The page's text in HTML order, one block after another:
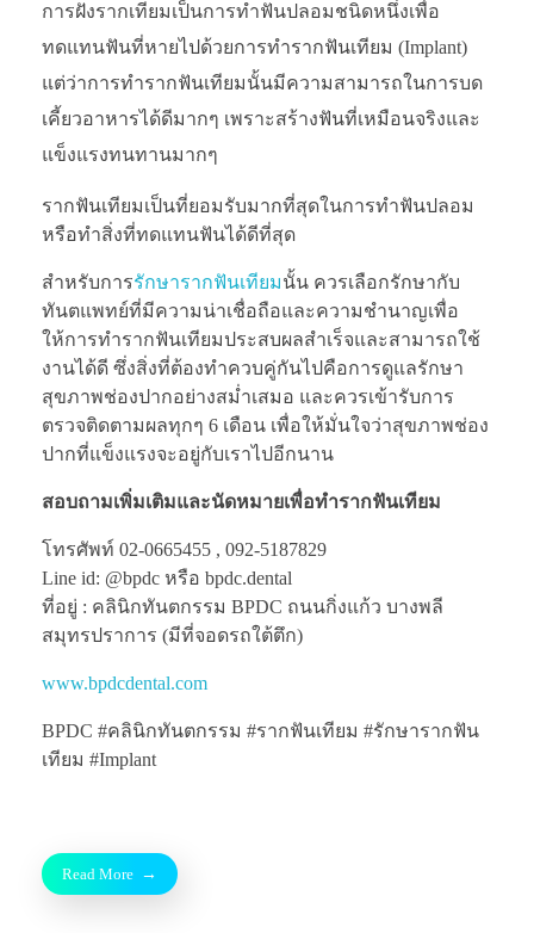
การฝังรากเทียมเป็นการทำฟันปลอมชนิดหนึ่งเพื่อ
ทดแทนฟันที่หายไปด้วยการทำรากฟันเทียม (Implant)
แต่ว่าการทำรากฟันเทียมนั้นมีความสามารถในการบด
เคี้ยวอาหารได้ดีมากๆ เพราะสร้างฟันที่เหมือนจริงและ
แข็งแรงทนทานมากๆ
รากฟันเทียมเป็นที่ยอมรับมากที่สุดในการทำฟันปลอม
หรือทำสิ่งที่ทดแทนฟันได้ดีที่สุด
สำหรับการรักษารากฟันเทียมนั้น ควรเลือกรักษากับ
ทันตแพทย์ที่มีความน่าเชื่อถือและความชำนาญเพื่อ
ให้การทำรากฟันเทียมประสบผลสำเร็จและสามารถใช้
งานได้ดี ซึ่งสิ่งที่ต้องทำควบคู่กันไปคือการดูแลรักษา
สุขภาพช่องปากอย่างสม่ำเสมอ และควรเข้ารับการ
ตรวจติดตามผลทุกๆ 6 เดือน เพื่อให้มั่นใจว่าสุขภาพช่อง
ปากที่แข็งแรงจะอยู่กับเราไปอีกนาน
สอบถามเพิ่มเติมและนัดหมายเพื่อทำรากฟันเทียม
โทรศัพท์ 02-0665455 , 092-5187829
Line id: @bpdc หรือ bpdc.dental
ที่อยู่ : คลินิกทันตกรรม BPDC ถนนกิ่งแก้ว บางพลี
สมุทรปราการ (มีที่จอดรถใต้ตึก)
www.bpdcdental.com
BPDC #คลินิกทันตกรรม #รากฟันเทียม #รักษารากฟัน
เทียม #Implant
Read More